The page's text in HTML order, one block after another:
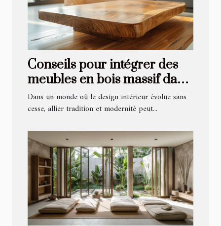
Conseils pour intégrer des
meubles en bois massif dans
un intérieur moderne
Dans un monde où le design intérieur évolue sans
cesse, allier tradition et modernité peut...